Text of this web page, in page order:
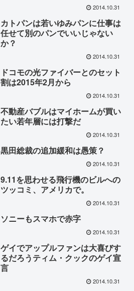
2014.10.31
カトパンは若いゆみパンに仕事は
任せて別のパンでいいじゃない
か？
2014.10.31
ドコモの光ファイバーとのセット
割は2015年2月から
2014.10.31
不動産バブルはマイホームが買い
たい若年層には打撃だ
2014.10.31
黒田総裁の追加緩和は愚策？
2014.10.31
9.11を思わせる飛行機のビルへの
ツッコミ、アメリカで。
2014.10.31
ソニーもスマホで赤字
2014.10.31
ゲイでアップルファンは大喜びす
るだろうティム・クックのゲイ宣
言
2014.10.31